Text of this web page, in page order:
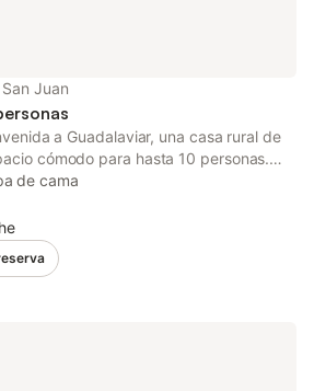
Juan
a Guadalaviar, una casa rural de
cómodo para hasta 10 personas.
y 2 baños, ideales para grupos
cocina totalmente equipada,
videollamadas y televisión. Si viajáis
solicitar trona y cuna, disponibles
a disfrutar de la terraza descubierta
de cama